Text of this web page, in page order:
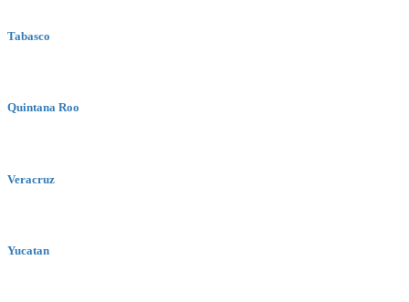
Tabasco
Quintana Roo
Veracruz
Yucatan